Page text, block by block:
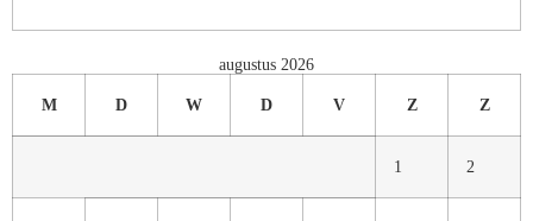
augustus 2026
M D W D V Z Z
1 2